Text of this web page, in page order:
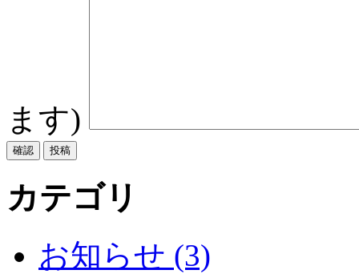
ます)
カテゴリ
お知らせ (3)